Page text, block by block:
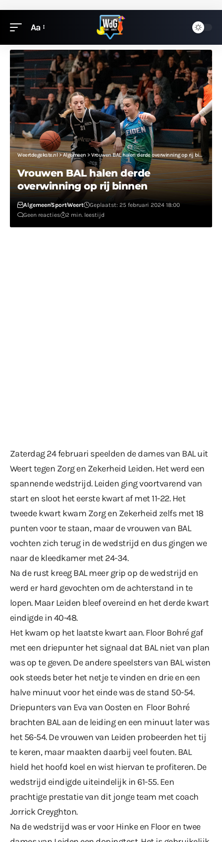
Aa
Weertdegekste.nl>Algemeen > Vrouwen BAL halen derde overwinning op rij binnen
Vrouwen BAL halen derde
overwinning op rij binnen
AlgemeenSportWeert
Geplaatst: 25 februari 2024 18:00
Geen reacties
2 min. leestijd
Zaterdag 24 februari speelden de dames van BAL uit
Weert tegen Zorg en Zekerheid Leiden. Het werd een
spannende wedstrijd. Leiden ging voortvarend van
start en sloot het eerste kwart af met 11-22. Het
tweede kwart kwam Zorg en Zekerheid zelfs met 18
punten voor te staan, maar de vrouwen van BAL
vochten zich terug in de wedstrijd en dus gingen we
naar de kleedkamer met 24-34.
Na de rust kreeg BAL meer grip op de wedstrijd en
werd er hard gevochten om de achterstand in te
lopen. Maar Leiden bleef overeind en het derde kwart
eindigde in 40-48.
Het kwam op het laatste kwart aan. Floor Bohré gaf
met een driepunter het signaal dat BAL niet van plan
was op te geven. De andere speelsters van BAL wisten
ook steeds beter het netje te vinden en drie en een
halve minuut voor het einde was de stand 50-54.
Driepunters van Eva van Oosten en Floor Bohré
brachten BAL aan de leiding en een minuut later was
het 56-54. De vrouwen van Leiden probeerden het tij
te keren, maar maakten daarbij veel fouten. BAL
hield het hoofd koel en wist hiervan te profiteren. De
wedstrijd eindigde uiteindelijk in 61-55. Een
prachtige prestatie van dit jonge team met coach
Jorrick Creyghton.
Na de wedstrijd was er voor Hinke en Floor en twee